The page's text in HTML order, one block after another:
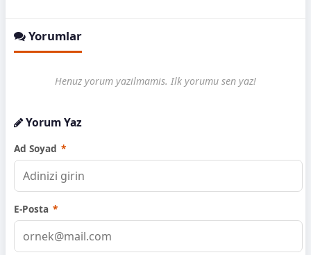
Yorumlar
Henuz yorum yazilmamis. Ilk yorumu sen yaz!
Yorum Yaz
Ad Soyad *
E-Posta *